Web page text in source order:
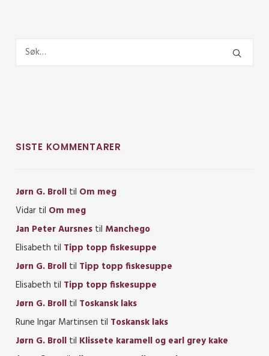
SISTE KOMMENTARER
Jørn G. Broll til Om meg
Vidar til Om meg
Jan Peter Aursnes til Manchego
Elisabeth til Tipp topp fiskesuppe
Jørn G. Broll til Tipp topp fiskesuppe
Elisabeth til Tipp topp fiskesuppe
Jørn G. Broll til Toskansk laks
Rune Ingar Martinsen til Toskansk laks
Jørn G. Broll til Klissete karamell og earl grey kake